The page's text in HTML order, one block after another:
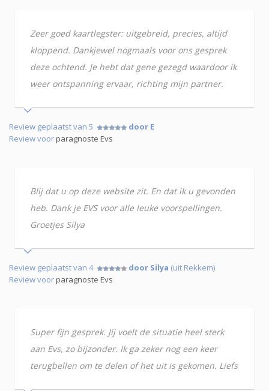
Zeer goed kaartlegster: uitgebreid, precies, altijd
kloppend. Dankjewel nogmaals voor ons gesprek
deze ochtend. Je hebt dat gene gezegd waardoor ik
weer ontspanning ervaar, richting mijn partner.
Review geplaatst van 5
door E
Review voorparagnoste Evs
Blij dat u op deze website zit. En dat ik u gevonden
heb. Dank je EVS voor alle leuke voorspellingen.
Groetjes Silya
Review geplaatst van 4 door Silya (uit Rekkem)
Review voorparagnoste Evs
Super fijn gesprek. Jij voelt de situatie heel sterk
aan Evs, zo bijzonder. Ik ga zeker nog een keer
terugbellen om te delen of het uit is gekomen. Liefs